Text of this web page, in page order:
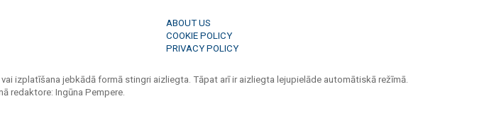
ABOUT US
COOKIE POLICY
PRIVACY POLICY
izplatīšana jebkādā formā stingri aizliegta. Tāpat arī ir aizliegta lejupielāde automātiskā režīmā.
redaktore: Ingūna Pempere.